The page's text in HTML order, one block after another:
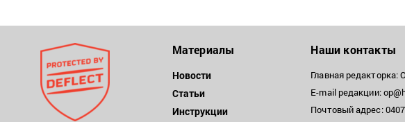
Материалы
Новости
Статьи
Инструкции
Наши контакты
Главная редакторка:
E-mail редакции:
Почтовый адрес: